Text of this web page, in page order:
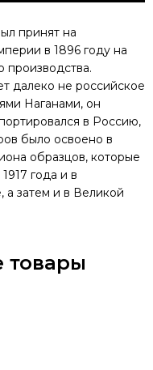
принят на
в 1896 году на
производства.
далеко не российское
Наганами, он
в Россию,
было освоено в
образцов, которые
года и в
затем и в Великой
товары